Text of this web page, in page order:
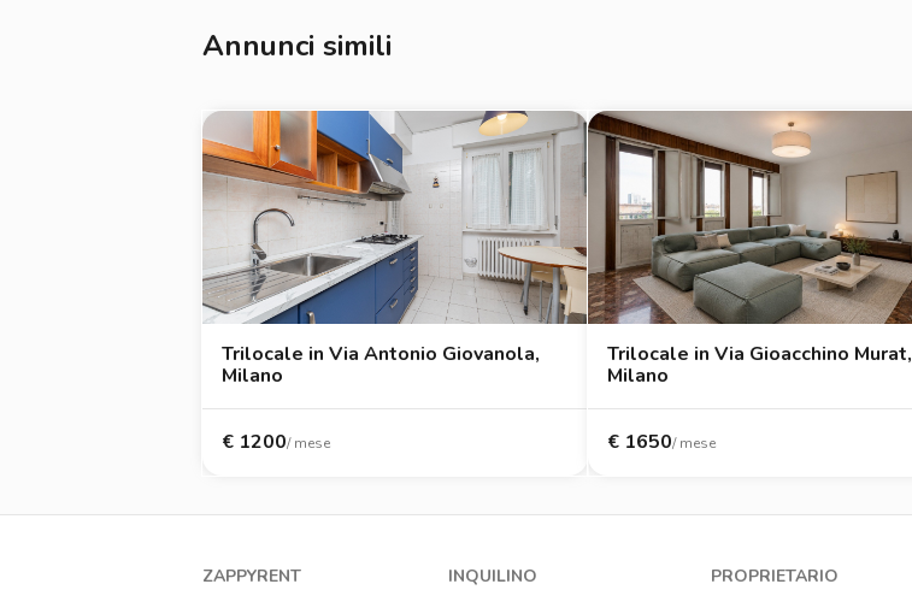
Annunci simili
Trilocale in Via Antonio Giovanola,
Milano
€ 1200/ mese
Trilocale in Via Gioacchino Murat,
Milano
€ 1650/ mese
ZAPPYRENT INQUILINO PROPRIETARIO